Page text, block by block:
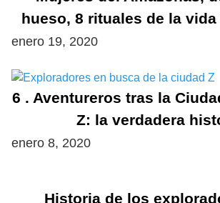
hueso, 8 rituales de la
enero 19, 2020
6 . Aventureros tras la
Z: la verdadera
enero 8, 2020
Historia de los